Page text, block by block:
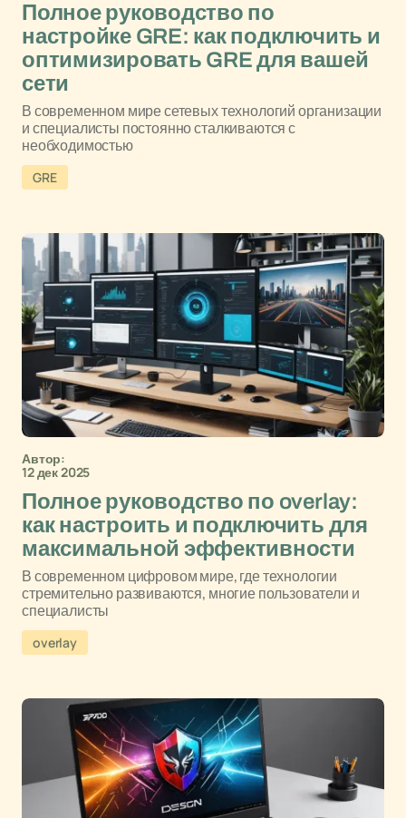
Полное руководство по
настройке GRE: как подключить и
оптимизировать GRE для вашей
сети
В современном мире сетевых технологий организации
и специалисты постоянно сталкиваются с
необходимостью
GRE
Автор:
12 дек 2025
Полное руководство по overlay:
как настроить и подключить для
максимальной эффективности
В современном цифровом мире, где технологии
стремительно развиваются, многие пользователи и
специалисты
overlay